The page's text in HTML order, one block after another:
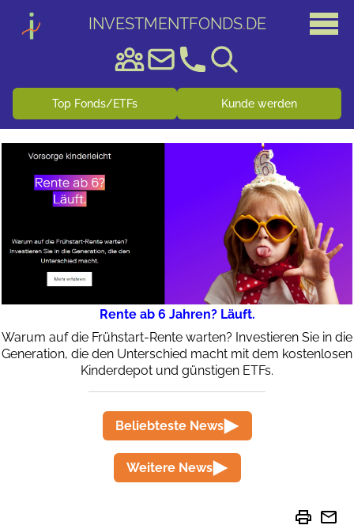
INVESTMENTFONDS.DE
Top Fonds/ETFs Kunde werden
Rente ab 6 Jahren? Läuft.
Warum auf die Frühstart-Rente warten? Investieren Sie in die
Generation, die den Unterschied macht mit dem kostenlosen
Kinderdepot und günstigen ETFs.
Beliebteste News
Weitere News
print mail